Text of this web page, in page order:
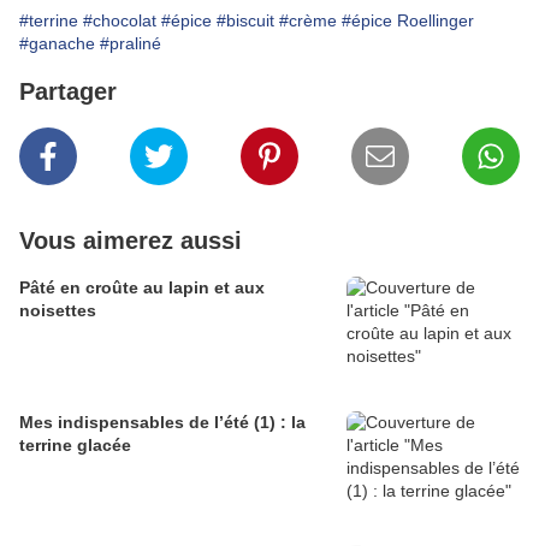
#terrine #chocolat #épice #biscuit #crème #épice Roellinger
#ganache #praliné
Partager
Vous aimerez aussi
Pâté en croûte au lapin et aux
noisettes
Mes indispensables de l’été (1) : la
terrine glacée